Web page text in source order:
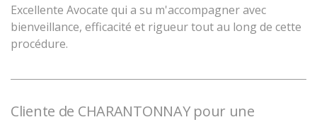
Excellente Avocate qui a su m'accompagner avec
bienveillance, efficacité et rigueur tout au long de cette
procédure.
Cliente de CHARANTONNAY pour une